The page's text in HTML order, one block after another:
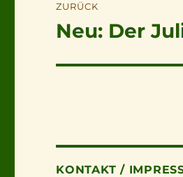
ZURÜCK
Vorheriger
Neu: Der
KONTAKT /